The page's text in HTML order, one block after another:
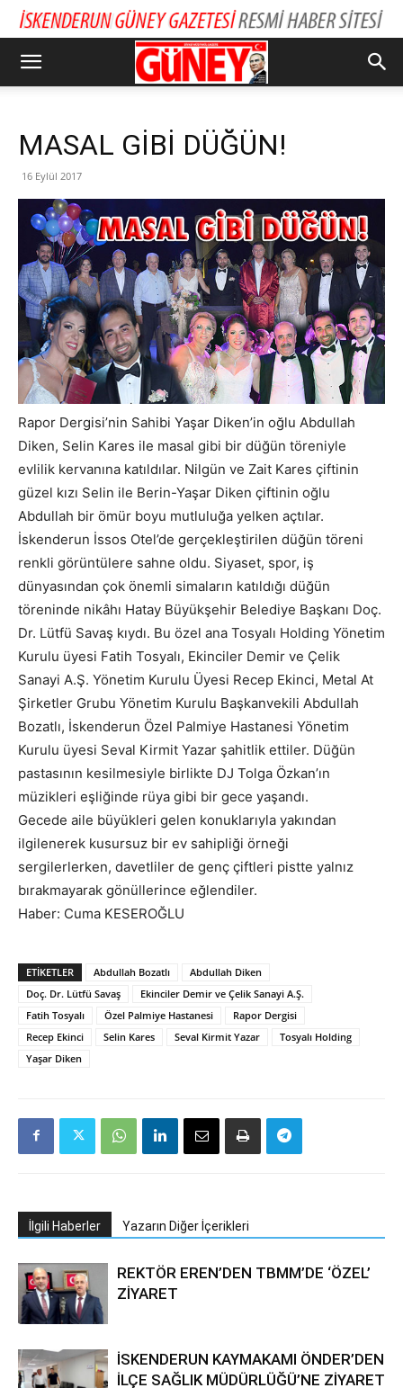
MASAL GİBİ DÜĞÜN!
16 Eylül 2017
Rapor Dergisi’nin Sahibi Yaşar Diken’in oğlu Abdullah
Diken, Selin Kares ile masal gibi bir düğün töreniyle
evlilik kervanına katıldılar. Nilgün ve Zait Kares çiftinin
güzel kızı Selin ile Berin-Yaşar Diken çiftinin oğlu
Abdullah bir ömür boyu mutluluğa yelken açtılar.
İskenderun İssos Otel’de gerçekleştirilen düğün töreni
renkli görüntülere sahne oldu. Siyaset, spor, iş
dünyasından çok önemli simaların katıldığı düğün
töreninde nikâhı Hatay Büyükşehir Belediye Başkanı Doç.
Dr. Lütfü Savaş kıydı. Bu özel ana Tosyalı Holding Yönetim
Kurulu üyesi Fatih Tosyalı, Ekinciler Demir ve Çelik
Sanayi A.Ş. Yönetim Kurulu Üyesi Recep Ekinci, Metal At
Şirketler Grubu Yönetim Kurulu Başkanvekili Abdullah
Bozatlı, İskenderun Özel Palmiye Hastanesi Yönetim
Kurulu üyesi Seval Kirmit Yazar şahitlik ettiler. Düğün
pastasının kesilmesiyle birlikte DJ Tolga Özkan’ın
müzikleri eşliğinde rüya gibi bir gece yaşandı.
Gecede aile büyükleri gelen konuklarıyla yakından
ilgilenerek kusursuz bir ev sahipliği örneği
sergilerlerken, davetliler de genç çiftleri pistte yalnız
bırakmayarak gönüllerince eğlendiler.
Haber: Cuma KESEROĞLU
ETIKETLER Abdullah Bozatlı
Abdullah Diken
Doç. Dr. Lütfü Savaş
Ekinciler Demir ve Çelik Sanayi A.Ş.
Fatih Tosyalı
Özel Palmiye Hastanesi
Rapor Dergisi
Recep Ekinci
Selin Kares Seval Kirmit Yazar
Tosyalı Holding
Yaşar Diken
İlgili Haberler Yazarın Diğer İçerikleri
REKTÖR EREN’DEN TBMM’DE ‘ÖZEL’
ZİYARET
İSKENDERUN KAYMAKAMI ÖNDER’DEN
İLÇE SAĞLIK MÜDÜRLÜĞÜ’NE ZİYARET